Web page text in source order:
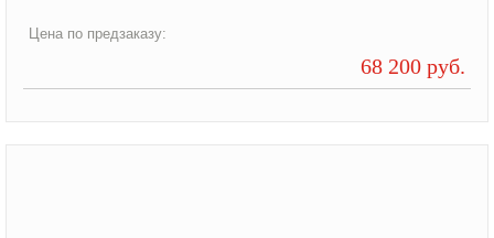
Цена по предзаказу:
68 200 руб.